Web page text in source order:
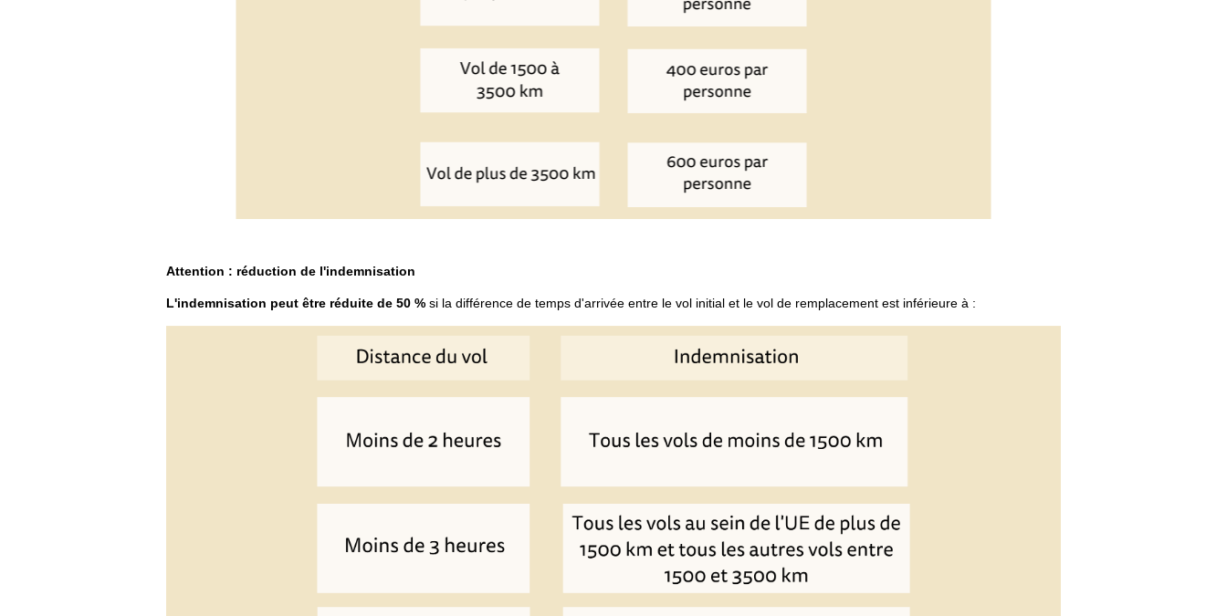
Attention : réduction de l'indemnisation
L'indemnisation peut être réduite de 50 % si la différence de temps d'arrivée entre le vol initial et le vol de remplacement est inférieure à :